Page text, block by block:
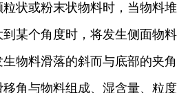
状或粉末状物料时，当物料堆
某个角度时，将发生侧面物料
物料滑落的斜而与底部的夹角
角与物料组成、湿含量、粒度